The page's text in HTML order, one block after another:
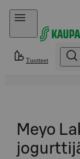
Hyppää sisältöön
Tuotteet
Meyo